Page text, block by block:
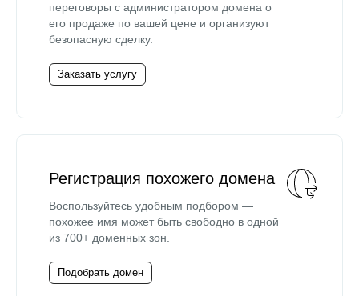
переговоры с администратором домена о
его продаже по вашей цене и организуют
безопасную сделку.
Заказать услугу
Регистрация похожего домена
Воспользуйтесь удобным подбором —
похожее имя может быть свободно в одной
из 700+ доменных зон.
Подобрать домен